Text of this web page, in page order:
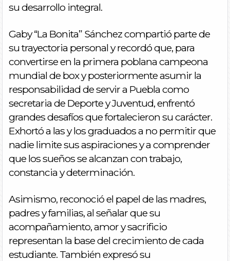
su desarrollo integral.
Gaby “La Bonita” Sánchez compartió parte de
su trayectoria personal y recordó que, para
convertirse en la primera poblana campeona
mundial de box y posteriormente asumir la
responsabilidad de servir a Puebla como
secretaria de Deporte y Juventud, enfrentó
grandes desafíos que fortalecieron su carácter.
Exhortó a las y los graduados a no permitir que
nadie limite sus aspiraciones y a comprender
que los sueños se alcanzan con trabajo,
constancia y determinación.
Asimismo, reconoció el papel de las madres,
padres y familias, al señalar que su
acompañamiento, amor y sacrificio
representan la base del crecimiento de cada
estudiante. También expresó su